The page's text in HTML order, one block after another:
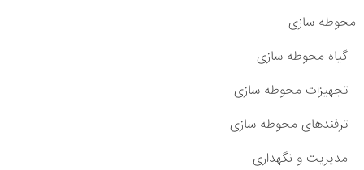
محوطه سازی
گیاه محوطه سازی
تجهیزات محوطه سازی
ترفندهای محوطه سازی
مدیریت و نگهداری